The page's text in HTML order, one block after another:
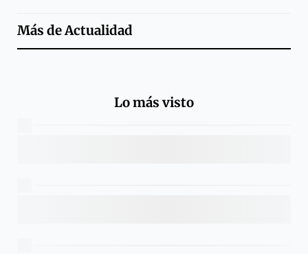
Más deActualidad
Lo más visto